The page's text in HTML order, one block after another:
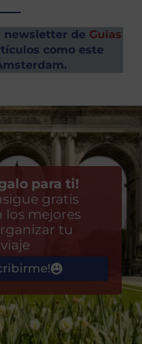
newsletter de Guías
como este
para ti!
gratis
los mejores
tu